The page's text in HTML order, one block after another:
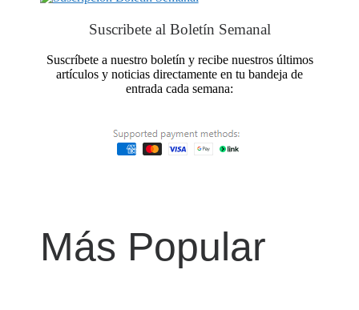
Suscribete al Boletín Semanal
Suscríbete a nuestro boletín y recibe nuestros últimos
artículos y noticias directamente en tu bandeja de
entrada cada semana:
Más Popular